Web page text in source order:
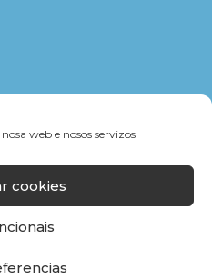
web e nosos servizos
cookies
L
i
Y
o
I
n